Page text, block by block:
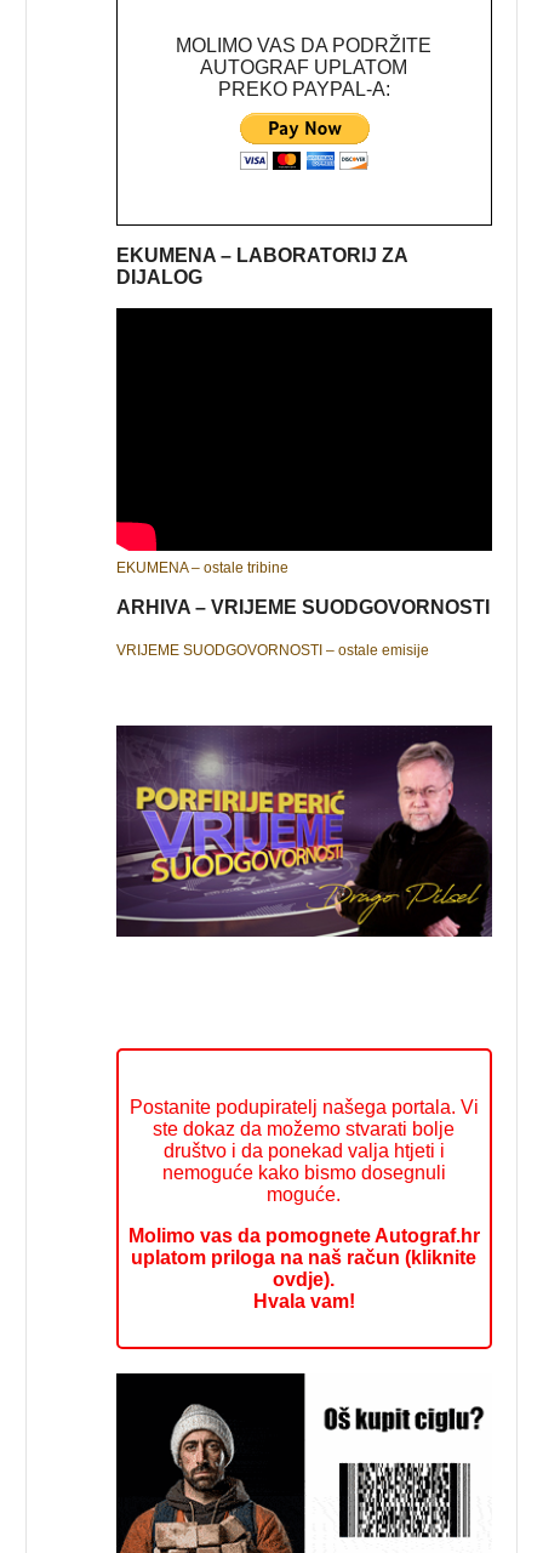
MOLIMO VAS DA PODRŽITE
AUTOGRAF UPLATOM
PREKO PAYPAL-A:
EKUMENA – LABORATORIJ ZA
DIJALOG
EKUMENA – ostale tribine
ARHIVA – VRIJEME SUODGOVORNOSTI
VRIJEME SUODGOVORNOSTI – ostale emisije
Postanite podupiratelj našega portala. Vi
ste dokaz da možemo stvarati bolje
društvo i da ponekad valja htjeti i
nemoguće kako bismo dosegnuli
moguće.
Molimo vas da pomognete Autograf.hr
uplatom priloga na naš račun (kliknite
ovdje).
Hvala vam!